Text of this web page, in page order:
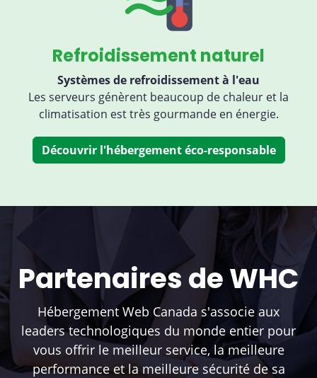
Refroidissement naturel
Systèmes de refroidissement à l'eau
Les serveurs génèrent beaucoup de chaleur et la
climatisation est très gourmande en énergie.
Découvrir l'hébergement éco-responsable
Partenaires de WHC
Hébergement Web Canada s'associe aux
leaders technologiques du monde entier pour
vous offrir le meilleur service, la meilleure
performance et la meilleure sécurité de sa